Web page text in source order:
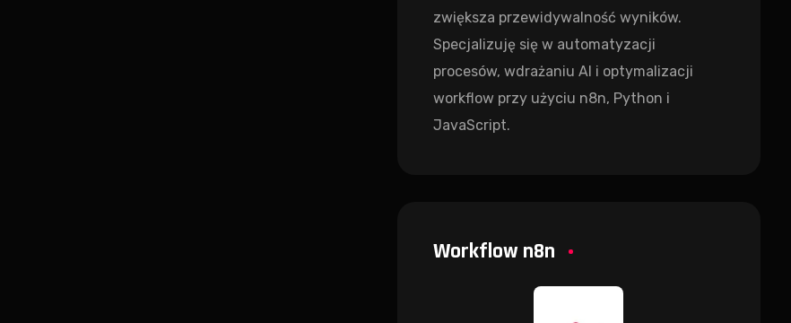
zwiększa przewidywalność wyników.
Specjalizuję się w automatyzacji
procesów, wdrażaniu AI i optymalizacji
workflow przy użyciu n8n, Python i
JavaScript.
Workflow n8n